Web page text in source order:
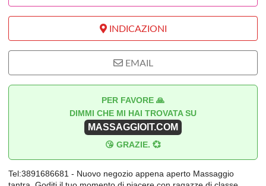
INDICAZIONI
EMAIL
PER FAVORE 🙏
DIMMI CHE MI HAI TROVATA SU
MASSAGGIOIT.COM
😘 GRAZIE. 💞
Tel:3891686681 - Nuovo negozio appena aperto Massaggio